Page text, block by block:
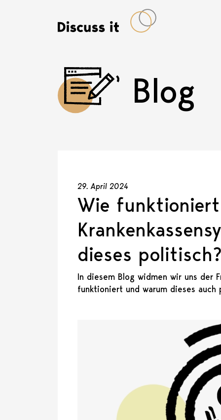
Blog
29. April 2024
Wie
dieses politisch?
In diesem Blog widmen wir uns der
funktioniert und warum dieses